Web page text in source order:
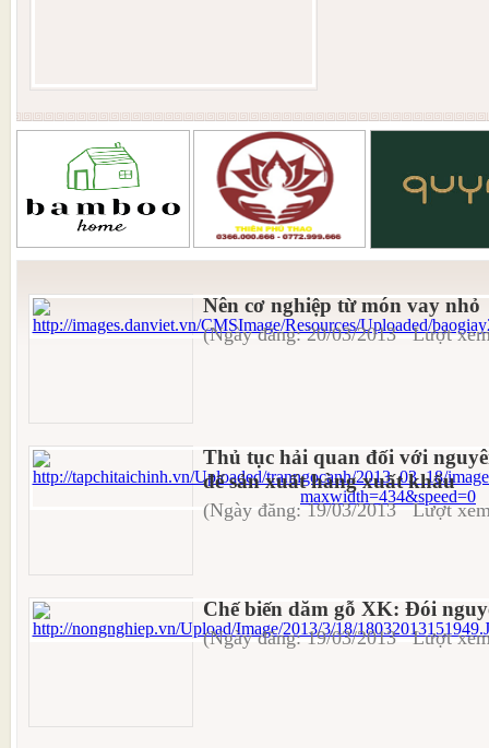
Nên cơ nghiệp từ món vay nhỏ
(Ngày đăng: 20/03/2013 Lượt
Thủ tục hải quan đối với
để sản xuất hàng xuất khẩu
(Ngày đăng: 19/03/2013 Lượt
Chế biến dăm gỗ XK: Đói
(Ngày đăng: 19/03/2013 Lượt